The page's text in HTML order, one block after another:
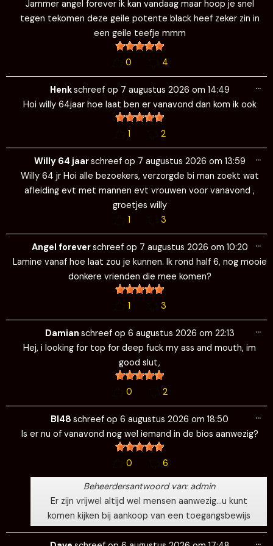
Jammer angel forever ik kan vandaag maar hoop je snel
tegen tekomen deze geile potente black heef zeker zin in
een geile teefje mmm
0 4
Henkschreef op 7 augustus 2026 om 14:49
Hoi willy 64jaar hoe laat ben er vanavond dan kom ik ook
1 2
…
Willy 64 jaarschreef op 7 augustus 2026 om 13:59
Willy 64 jr Hoi alle bezoekers, verzorgde bi man zoekt wat
afleiding evt met mannen evt vrouwen voor vanavond ,
groetjes willy
1
3
…
Angel foreverschreef op 7 augustus 2026 om 10:20
Lamine vanaf hoe laat zou je kunnen. Ik rond half 6, nog mooie
donkere vrienden die mee komen?
1 3
…
Damian schreef op 6 augustus 2026 om 22:13
Hej, i looking for top for deep fuck my ass and mouth, im
good slut,
0 2
…
BI48 schreef op 6 augustus 2026 om 18:50
Is er nu of vanavond nog wel iemand in de bios aanwezig?
0
6
Beheerdersantwoord van: admin
Er zijn vrijwel altijd wel mensen aanwezig…u kunt
komen kijken bij aankoop van een toegangsbewijs
…
…